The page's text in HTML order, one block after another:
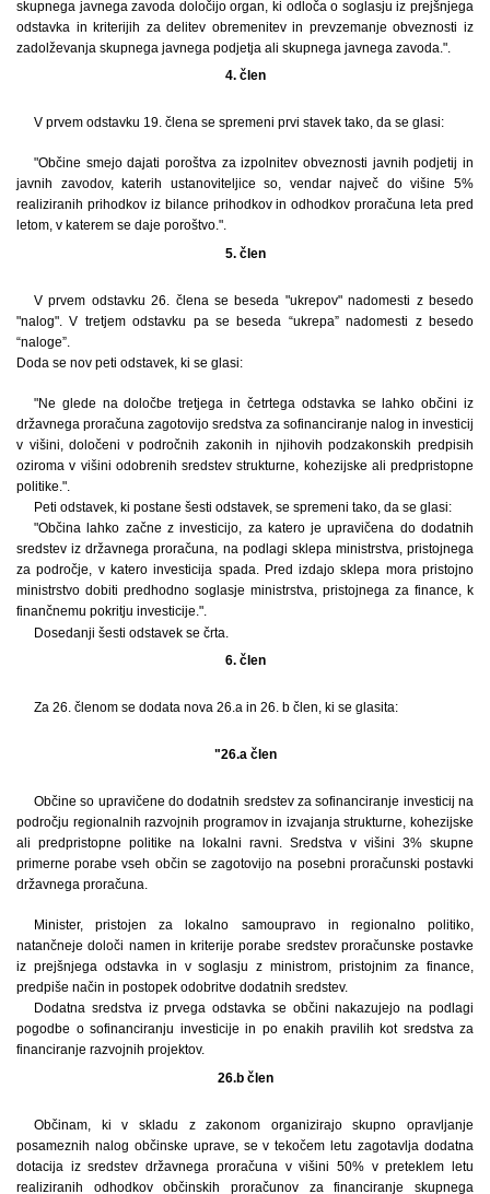
skupnega javnega zavoda določijo organ, ki odloča o soglasju iz prejšnjega
odstavka in kriterijih za delitev obremenitev in prevzemanje obveznosti iz
zadolževanja skupnega javnega podjetja ali skupnega javnega zavoda.".
4. člen
V prvem odstavku 19. člena se spremeni prvi stavek tako, da se glasi:
"Občine smejo dajati poroštva za izpolnitev obveznosti javnih podjetij in
javnih zavodov, katerih ustanoviteljice so, vendar največ do višine 5%
realiziranih prihodkov iz bilance prihodkov in odhodkov proračuna leta pred
letom, v katerem se daje poroštvo.".
5. člen
V prvem odstavku 26. člena se beseda "ukrepov" nadomesti z besedo
"nalog". V tretjem odstavku pa se beseda “ukrepa” nadomesti z besedo
“naloge”.
Doda se nov peti odstavek, ki se glasi:
"Ne glede na določbe tretjega in četrtega odstavka se lahko občini iz
državnega proračuna zagotovijo sredstva za sofinanciranje nalog in investicij
v višini, določeni v področnih zakonih in njihovih podzakonskih predpisih
oziroma v višini odobrenih sredstev strukturne, kohezijske ali predpristopne
politike.".
Peti odstavek, ki postane šesti odstavek, se spremeni tako, da se glasi:
"Občina lahko začne z investicijo, za katero je upravičena do dodatnih
sredstev iz državnega proračuna, na podlagi sklepa ministrstva, pristojnega
za področje, v katero investicija spada. Pred izdajo sklepa mora pristojno
ministrstvo dobiti predhodno soglasje ministrstva, pristojnega za finance, k
finančnemu pokritju investicije.".
Dosedanji šesti odstavek se črta.
6. člen
Za 26. členom se dodata nova 26.a in 26. b člen, ki se glasita:
"26.a člen
Občine so upravičene do dodatnih sredstev za sofinanciranje investicij na
področju regionalnih razvojnih programov in izvajanja strukturne, kohezijske
ali predpristopne politike na lokalni ravni. Sredstva v višini 3% skupne
primerne porabe vseh občin se zagotovijo na posebni proračunski postavki
državnega proračuna.
Minister, pristojen za lokalno samoupravo in regionalno politiko,
natančneje določi namen in kriterije porabe sredstev proračunske postavke
iz prejšnjega odstavka in v soglasju z ministrom, pristojnim za finance,
predpiše način in postopek odobritve dodatnih sredstev.
Dodatna sredstva iz prvega odstavka se občini nakazujejo na podlagi
pogodbe o sofinanciranju investicije in po enakih pravilih kot sredstva za
financiranje razvojnih projektov.
26.b člen
Občinam, ki v skladu z zakonom organizirajo skupno opravljanje
posameznih nalog občinske uprave, se v tekočem letu zagotavlja dodatna
dotacija iz sredstev državnega proračuna v višini 50% v preteklem letu
realiziranih odhodkov občinskih proračunov za financiranje skupnega